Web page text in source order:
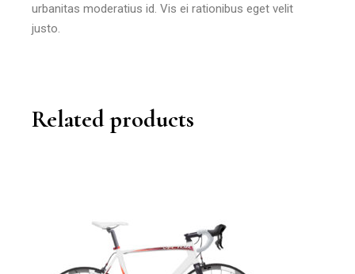
urbanitas moderatius id. Vis ei rationibus eget velit
justo.
Related products